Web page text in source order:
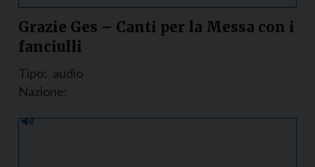
Grazie Ges – Canti per la Messa con i
fanciulli
Tipo: audio
Nazione: